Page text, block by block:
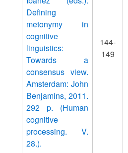
Defining
metonymy in
cognitive
linguistics:
Towards a
consensus view.
Amsterdam: John
Benjamins, 2011.
292 p. (Human
cognitive
processing. V.
28.).
144-
149